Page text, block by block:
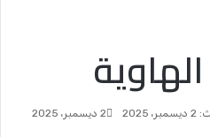
2 ديسمبر، 2025